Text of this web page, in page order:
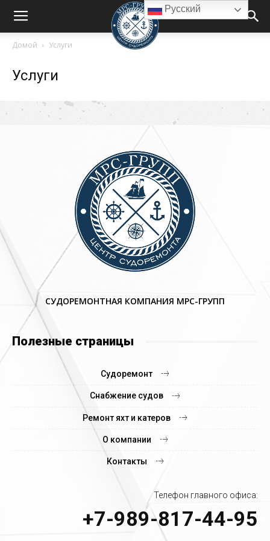
Домой Услуги
Услуги
СУДОРЕМОНТНАЯ КОМПАНИЯ МРС-ГРУПП
Полезные страницы
Судоремонт
Снабжение судов
Ремонт яхт и катеров
О компании
Контакты
Телефон главного офиса:
+7-989-817-44-95
Русский